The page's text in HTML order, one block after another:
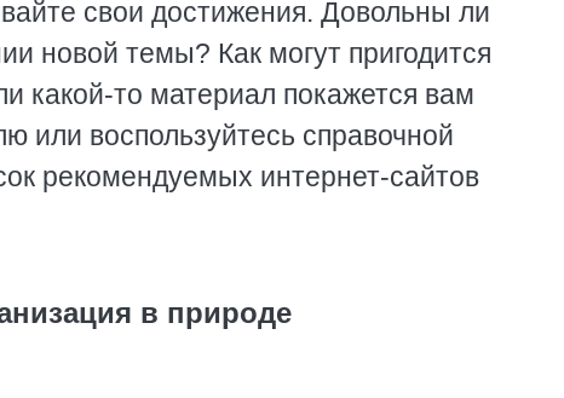
свои достижения. Довольны ли
новой темы? Как могут пригодится
какой-то материал покажется вам
или воспользуйтесь справочной
рекомендуемых интернет-сайтов
в природе